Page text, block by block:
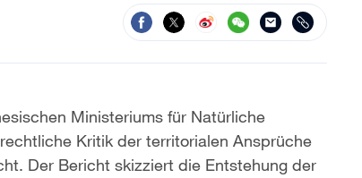
Ministeriums für Natürliche
Kritik der territorialen Ansprüche
Der Bericht skizziert die Entstehung der